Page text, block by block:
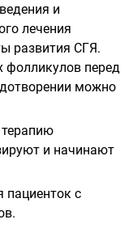
и
лечения
развития СГЯ.
фолликулов перед
можно
и начинают
пациенток с